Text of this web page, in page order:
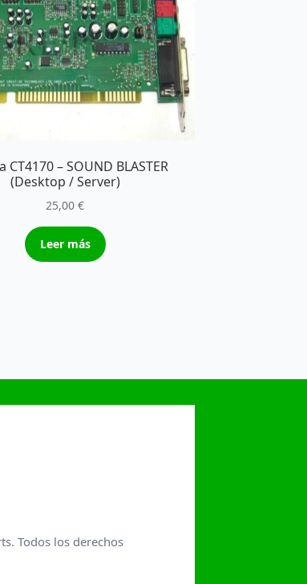
CT4170 – SOUND BLASTER
(Desktop / Server)
25,00€
Leer más
Todos los derechos